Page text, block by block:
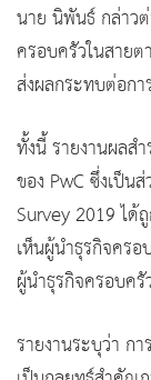
นาย นิพันธ์ กล่าว
ครอบครัวในสาย
ส่งผลกระทบต่อก
ทั้งนี้ รายงานผลส
ของ PwC ซึ่งเป็น
Survey 2019 ได้
เห็นผู้นำธุรกิจคร
ผู้นำธุรกิจครอบค
รายงานระบุว่า ก